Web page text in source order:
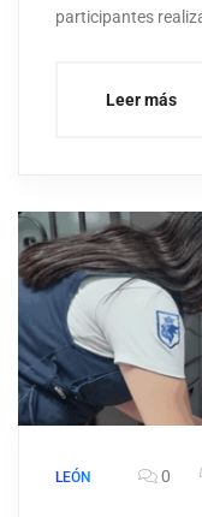
participantes
Leer más
LEÓN 0